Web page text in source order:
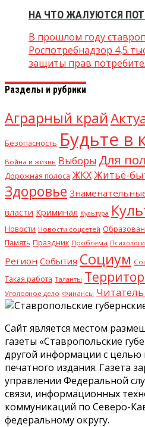
НА ЧТО ЖАЛУЮТСЯ
В прошлом году
Роспотребнадзор 4,5
защиты прав
Разделы и рубрики
Аграрный край
Безопасность Будьте в
Война и жизнь Выборы Для
Дорожная полоса ЖКХЖитьё-
Здоровье
власти Криминал Культура
Новости Новости соцсетей
Память Праздник Проблема
Регион События Социум
Такая работа Таланты
Уголовное дело Финансы
Сайт является местом
газеты «Ставропольские
другой информации с целью
печатного издания. Газета
управлении Федеральной
связи, информационных
коммуникаций по Северо-
федеральному округу.